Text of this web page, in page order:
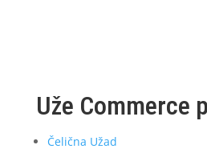
Uže Commerce
Čelična Užad